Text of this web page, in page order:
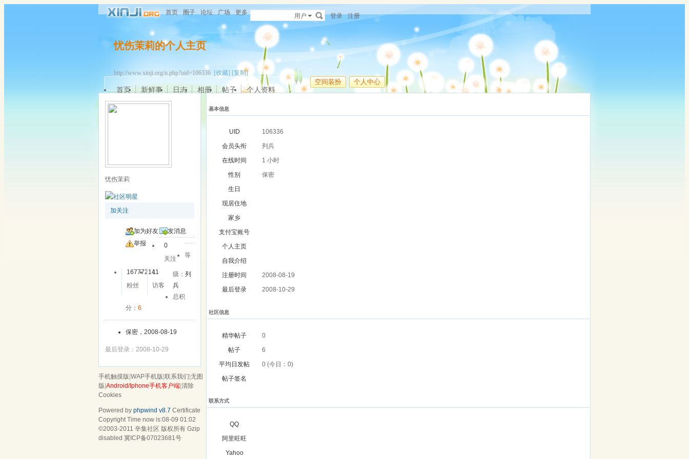
首页 圈子 论坛 广场 更多 用户 登录 注册
忧伤茉莉的个人主页
http://www.xinji.org/u.php?uid=106336 [收藏] [复制]
空间装扮 个人中心
首页 新鲜事 日志 相册 帖子 个人资料
忧伤茉莉
加关注
加为好友
发消息
举报
0
关注
16777214
粉丝
11
访客
等
级：列
兵
总积
分： 6
保密，2008-08-19
最后登录：2008-10-29
基本信息
UID
106336
会员头衔
列兵
在线时间
1 小时
性别
保密
生日
现居住地
家乡
支付宝账号
个人主页
自我介绍
注册时间
2008-08-19
最后登录
2008-10-29
社区信息
精华帖子
0
帖子
6
平均日发帖
0 (今日：0)
帖子签名
联系方式
QQ
阿里旺旺
Yahoo
手机触摸版 WAP手机版 联系我们 无图
版 Android/Iphone手机客户端 清除
Cookies
Powered by phpwind v8.7 Certificate
Copyright Time now is:08-09 01:02
©2003-2011 辛集社区 版权所有 Gzip
disabled 冀ICP备07023681号